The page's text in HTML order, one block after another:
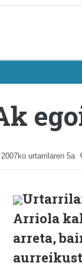
2007ko urtarrilaren 5a
Arriola
arreta,